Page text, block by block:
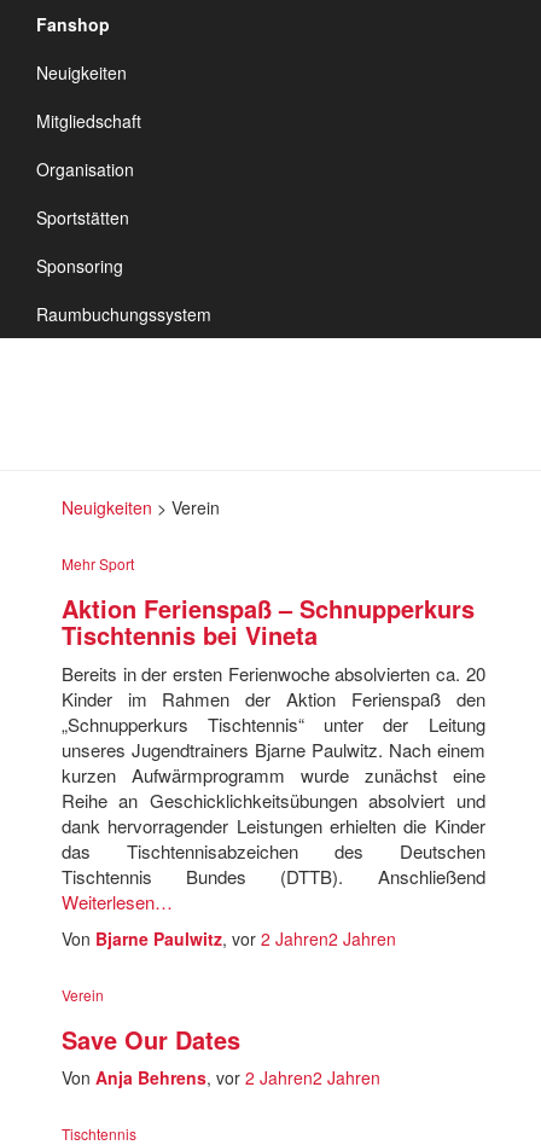
Fanshop
Neuigkeiten
Mitgliedschaft
Organisation
Sportstätten
Sponsoring
Raumbuchungssystem
TSV Vineta
Audorf
Neuigkeiten > Verein
Mehr Sport
Aktion Ferienspaß – Schnupperkurs
Tischtennis bei Vineta
Bereits in der ersten Ferienwoche absolvierten ca. 20
Kinder im Rahmen der Aktion Ferienspaß den
„Schnupperkurs Tischtennis“ unter der Leitung
unseres Jugendtrainers Bjarne Paulwitz. Nach einem
kurzen Aufwärmprogramm wurde zunächst eine
Reihe an Geschicklichkeitsübungen absolviert und
dank hervorragender Leistungen erhielten die Kinder
das Tischtennisabzeichen des Deutschen
Tischtennis Bundes (DTTB). Anschließend
Weiterlesen…
Von Bjarne Paulwitz, vor 2 Jahren2 Jahren
Verein
Save Our Dates
Von Anja Behrens, vor 2 Jahren2 Jahren
Tischtennis